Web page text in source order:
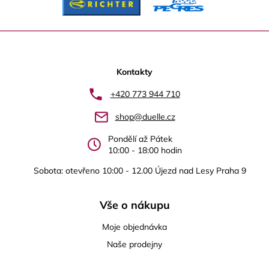
Z
Kontakty
+420 773 944 710
shop@duelle.cz
Pondělí až Pátek
10:00 - 18:00 hodin
Sobota: otevřeno 10:00 - 12.00 Újezd nad Lesy Praha 9
Vše o nákupu
Moje objednávka
Naše prodejny